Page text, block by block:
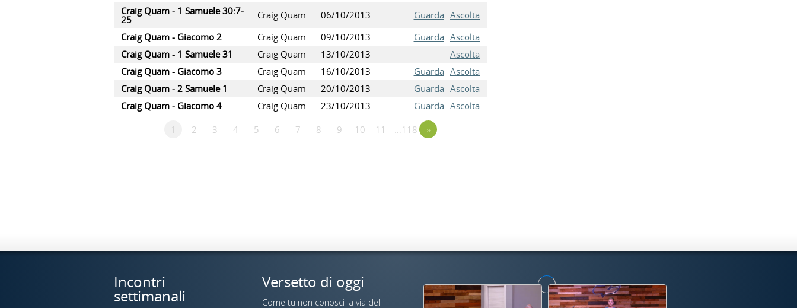
Craig Quam - 1 Samuele 30:7-
25 Craig Quam 06/10/2013 Guarda Ascolta
Craig Quam - Giacomo 2
Craig Quam 09/10/2013 Guarda Ascolta
Craig Quam - 1 Samuele 31
Craig Quam 13/10/2013
Ascolta
Craig Quam - Giacomo 3
Craig Quam 16/10/2013 Guarda Ascolta
Craig Quam - 2 Samuele 1
Craig Quam 20/10/2013 Guarda Ascolta
Craig Quam - Giacomo 4
Craig Quam 23/10/2013 Guarda Ascolta
1
2 3 4 5 6 7 8 9 10 11 …118 »
Incontri
settimanali
Versetto di oggi
Come tu non conosci la via del